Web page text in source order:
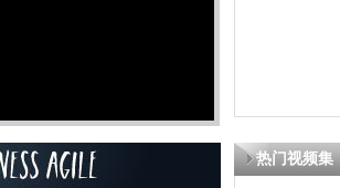
热门视频集